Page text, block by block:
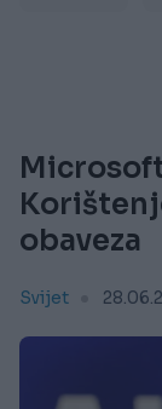
obaveza
Svijet